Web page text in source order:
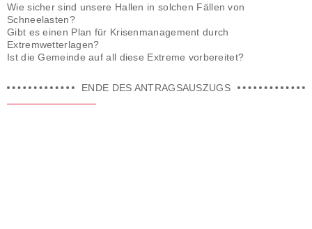
Wie sicher sind unsere Hallen in solchen Fällen von
Schneelasten?
Gibt es einen Plan für Krisenmanagement durch
Extremwetterlagen?
Ist die Gemeinde auf all diese Extreme vorbereitet?
ENDE DES ANTRAGSAUSZUGS